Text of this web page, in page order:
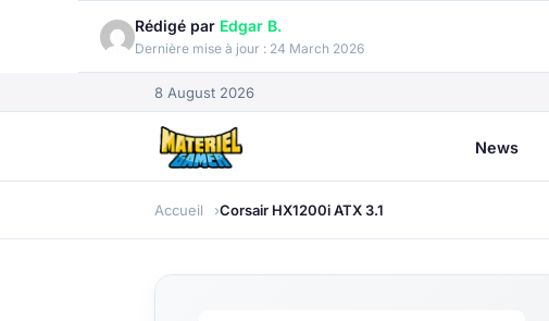
Rédigé par Edgar B.
Dernière mise à jour : 24 March 2026
8 August 2026
News
Accueil Corsair HX1200i ATX 3.1